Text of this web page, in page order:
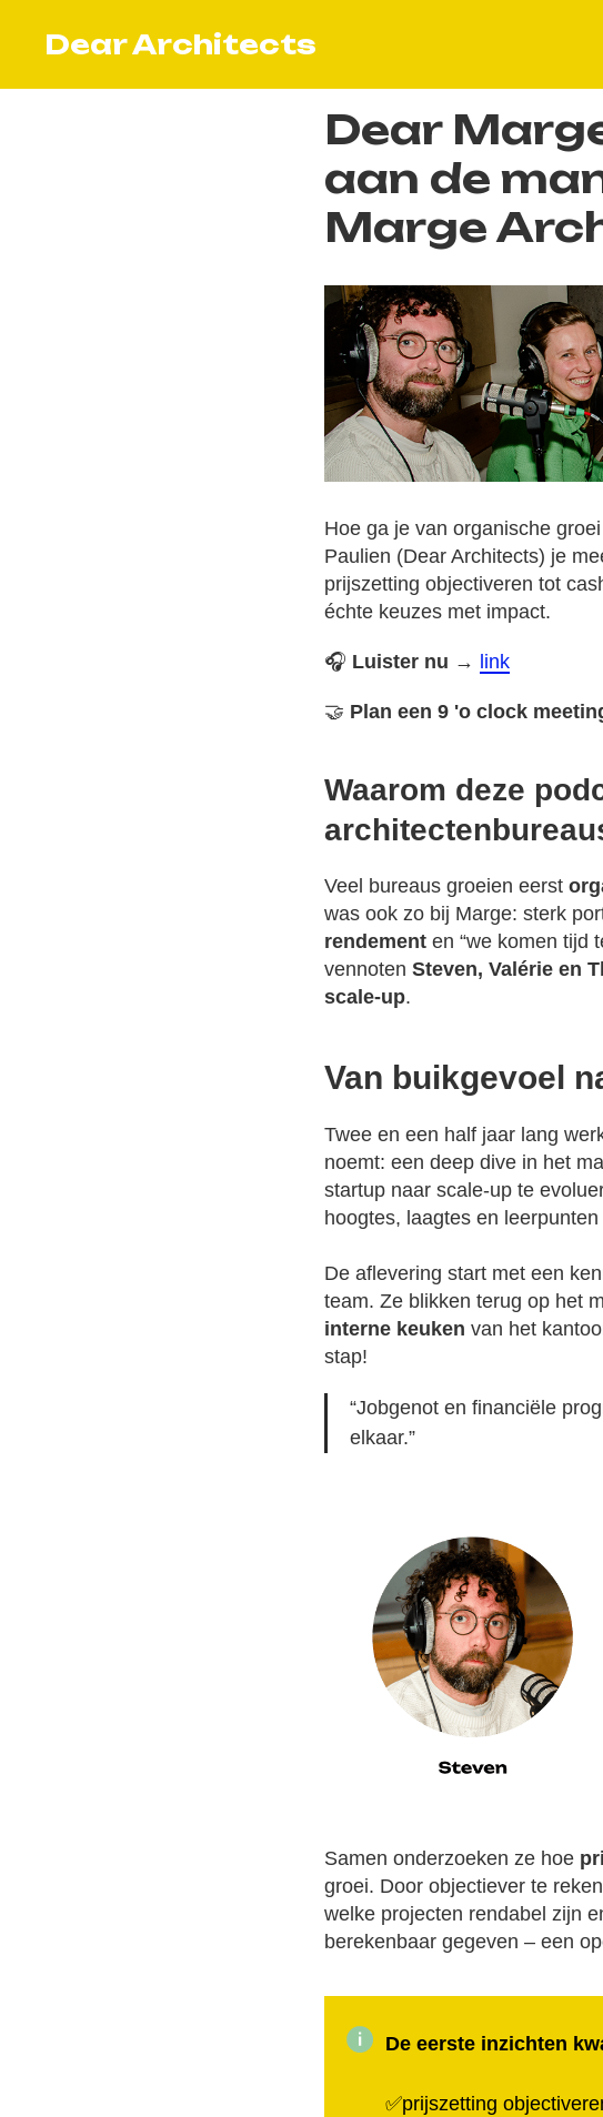
Dear Architects
Dear
aan de
Marge
Hoe ga je van organische
Paulien (Dear Architects) je
prijszetting objectiveren tot
échte keuzes met impact.
🎧 Luister nu → link
🤝 Plan een 9 'o clock
Waarom deze
Veel bureaus groeien eerst
was ook zo bij Marge: sterk
rendement en “we komen tijd
vennoten Steven, Valérie en
scale-up.
Van buikgevoel
Twee en een half jaar lang
noemt: een deep dive in het
startup naar scale-up te
hoogtes, laagtes en
De aflevering start met een
team. Ze blikken terug op het
interne keuken van het
stap!
“Jobgenot en financiële
elkaar.”
Samen onderzoeken ze hoe
groei. Door objectiever te
welke projecten rendabel zijn
berekenbaar gegeven – een
De eerste inzichten
✅prijszetting